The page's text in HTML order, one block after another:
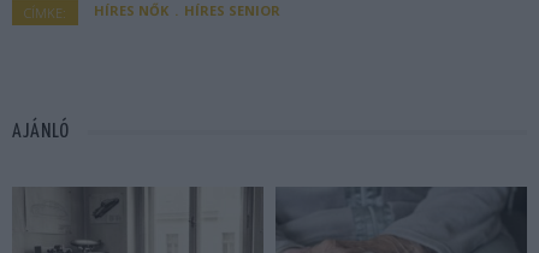
CÍMKE: HÍRES NŐK HÍRES SENIOR
AJÁNLÓ